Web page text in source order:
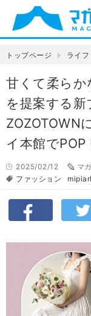
トップページ ライ
⽢くて柔ら
を提案する
ZOZOTOWN
イ本館でPOP
2025/02/12
マ
ファッション
mipiarl